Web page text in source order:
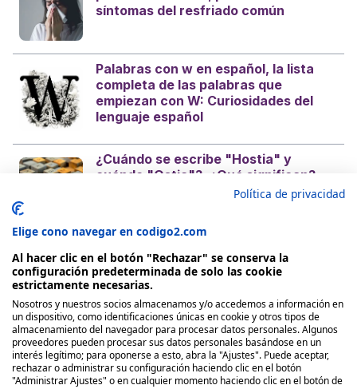
síntomas del resfriado común
Palabras con w en español, la lista
completa de las palabras que
empiezan con W: Curiosidades del
lenguaje español
¿Cuándo se escribe "Hostia" y
cuándo "Ostia"?, ¿Qué significan?
¿Es con H o sin H? Curiosidades del
Nosotros
Quienes Somos
Políticas de publicación
Política de privacidad
Elige cono navegar en codigo2.com
Al hacer clic en el botón "Rechazar" se conserva la
configuración predeterminada de solo las cookie
estrictamente necesarias.
Nosotros y nuestros socios almacenamos y/o accedemos a información en
un dispositivo, como identificaciones únicas en cookie y otros tipos de
almacenamiento del navegador para procesar datos personales. Algunos
proveedores pueden procesar sus datos personales basándose en un
interés legítimo; para oponerse a esto, abra la "Ajustes". Puede aceptar,
rechazar o administrar su configuración haciendo clic en el botón
"Administrar Ajustes" o en cualquier momento haciendo clic en el botón de